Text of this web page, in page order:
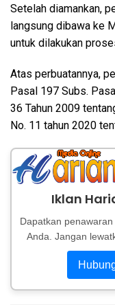
Setelah diamankan,
langsung dibawa ke
untuk dilakukan
Atas perbuatannya,
Pasal 197 Subs.
36 Tahun 2009
No. 11 tahun 2020
Iklan
Dapatkan
Anda. Jangan